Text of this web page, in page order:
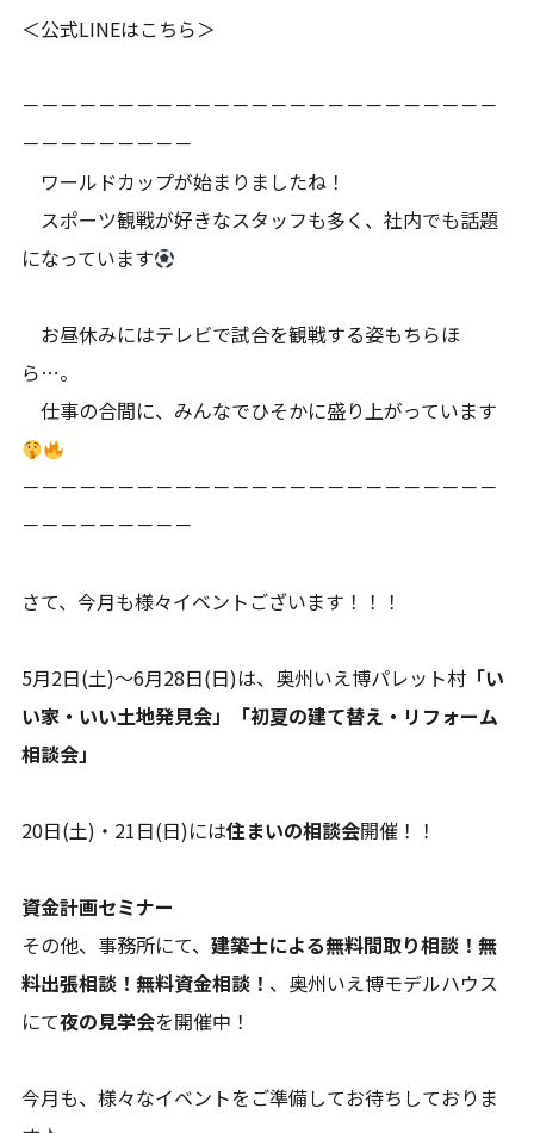
＜公式LINEはこちら＞
－－－－－－－－－－－－－－－－－－－－－－－－－
－－－－－－－－－
ワールドカップが始まりましたね！
スポーツ観戦が好きなスタッフも多く、社内でも話題
になっています
お昼休みにはテレビで試合を観戦する姿もちらほ
ら…。
仕事の合間に、みんなでひそかに盛り上がっています
－－－－－－－－－－－－－－－－－－－－－－－－－
－－－－－－－－－
さて、今月も様々イベントございます！！！
5月2日(土)～6月28日(日)は、奥州いえ博パレット村「い
い家・いい土地発見会」「初夏の建て替え・リフォーム
相談会」
20日(土)・21日(日)には住まいの相談会開催！！
資金計画セミナー
その他、事務所にて、 建築士による無料間取り相談！無
料出張相談！無料資金相談！ 、奥州いえ博モデルハウス
にて夜の見学会を開催中！
今月も、様々なイベントをご準備してお待ちしておりま